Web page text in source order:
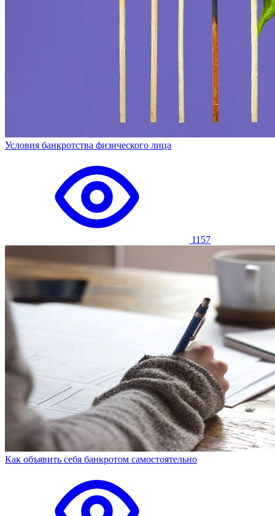
Условия банкротства физического лица
1157
Как объявить себя банкротом самостоятельно